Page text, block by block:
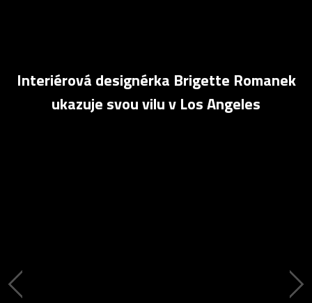
Interiérová designérka Brigette Romanek
ukazuje svou vilu v Los Angeles